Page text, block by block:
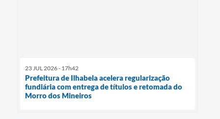
23 JUL 2026 - 17h42
Prefeitura de Ilhabela acelera regularização
fundiária com entrega de títulos e retomada do
Morro dos Mineiros